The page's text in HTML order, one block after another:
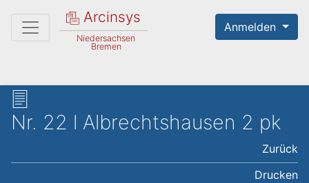
Arcinsys
Niedersachsen
Bremen
Anmelden
Nr. 22 l Albrechtshausen 2 pk
Zurück
Drucken